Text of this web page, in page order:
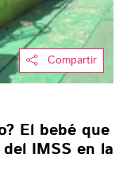
Compartir
El bebé que
IMSS en la